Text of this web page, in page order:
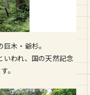
木・爺杉。
われ、国の天然記念
。